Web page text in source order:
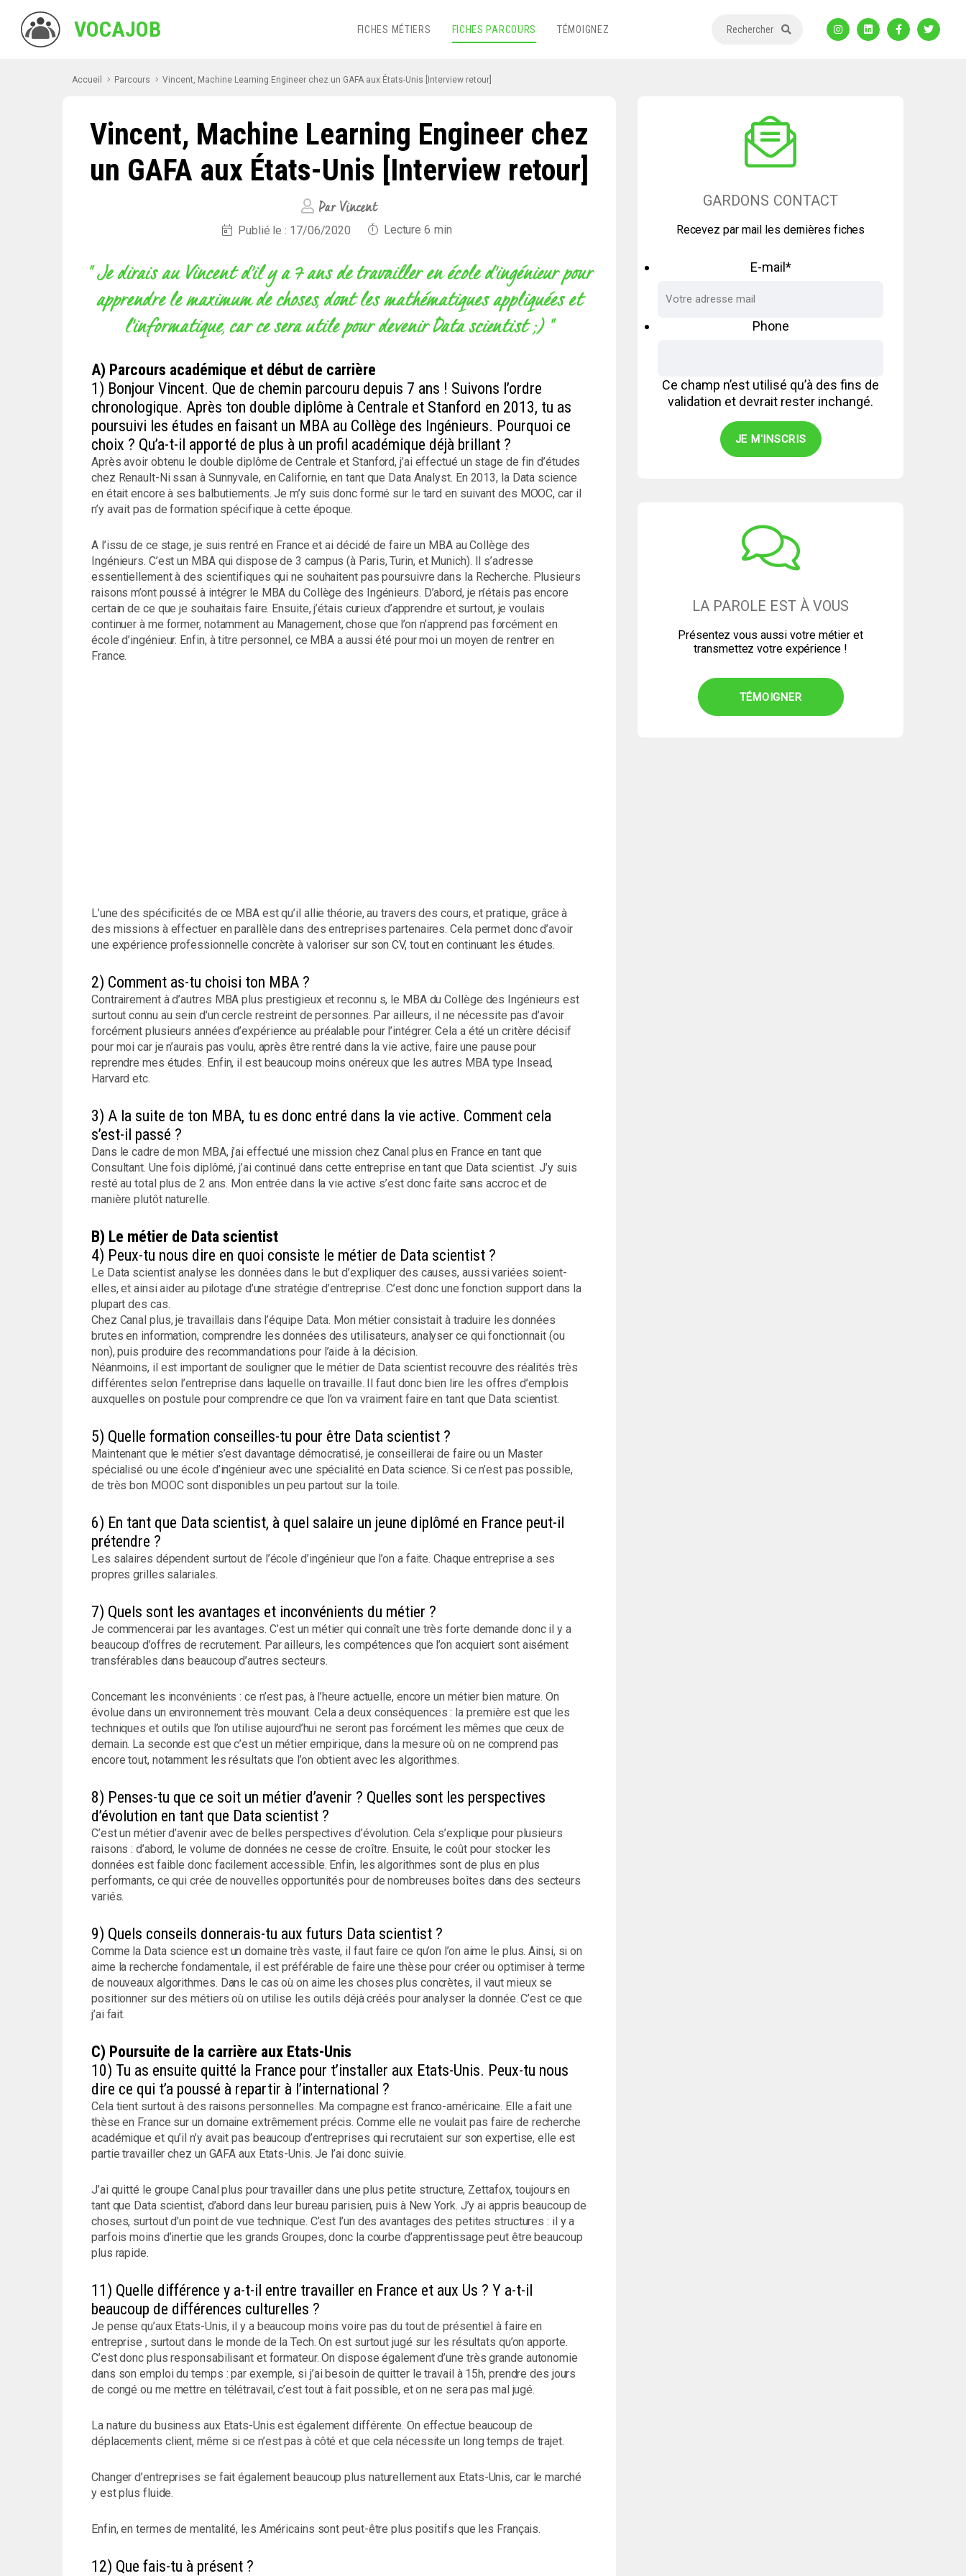
VOCAJOB FICHES MÉTIERS FICHES PARCOURS TÉMOIGNEZ Rechercher
Accueil Parcours Vincent, Machine Learning Engineer chez un GAFA aux États-Unis [Interview retour]
Vincent, Machine Learning Engineer chez
un GAFA aux États-Unis [Interview retour]
Par Vincent
Publié le : 17/06/2020 Lecture6 min
" Je dirais au Vincent d’il y a 7 ans de travailler en école d’ingénieur pour
apprendre le maximum de choses, dont les mathématiques appliquées et
l’informatique, car ce sera utile pour devenir Data scientist ;) "
A) Parcours académique et début de carrière
1) Bonjour Vincent. Que de chemin parcouru depuis 7 ans ! Suivons l’ordre
chronologique. Après ton double diplôme à Centrale et Stanford en 2013, tu as
poursuivi les études en faisant un MBA au Collège des Ingénieurs. Pourquoi ce
choix ? Qu’a-t-il apporté de plus à un profil académique déjà brillant ?
Après avoir obtenu le double diplôme de Centrale et Stanford, j’ai effectué un stage de fin d’études
chez Renault-Ni ssan à Sunnyvale, en Californie, en tant que Data Analyst. En 2013, la Data science
en était encore à ses balbutiements. Je m’y suis donc formé sur le tard en suivant des MOOC, car il
n’y avait pas de formation spécifique à cette époque.
A l’issu de ce stage, je suis rentré en France et ai décidé de faire un MBA au Collège des
Ingénieurs. C’est un MBA qui dispose de 3 campus (à Paris, Turin, et Munich). Il s’adresse
essentiellement à des scientifiques qui ne souhaitent pas poursuivre dans la Recherche. Plusieurs
raisons m’ont poussé à intégrer le MBA du Collège des Ingénieurs. D’abord, je n’étais pas encore
certain de ce que je souhaitais faire. Ensuite, j’étais curieux d’apprendre et surtout, je voulais
continuer à me former, notamment au Management, chose que l’on n’apprend pas forcément en
école d’ingénieur. Enfin, à titre personnel, ce MBA a aussi été pour moi un moyen de rentrer en
France.
L’une des spécificités de ce MBA est qu’il allie théorie, au travers des cours, et pratique, grâce à
des missions à effectuer en parallèle dans des entreprises partenaires. Cela permet donc d’avoir
une expérience professionnelle concrète à valoriser sur son CV, tout en continuant les études.
2) Comment as-tu choisi ton MBA ?
Contrairement à d’autres MBA plus prestigieux et reconnu s, le MBA du Collège des Ingénieurs est
surtout connu au sein d’un cercle restreint de personnes. Par ailleurs, il ne nécessite pas d’avoir
forcément plusieurs années d’expérience au préalable pour l’intégrer. Cela a été un critère décisif
pour moi car je n’aurais pas voulu, après être rentré dans la vie active, faire une pause pour
reprendre mes études. Enfin, il est beaucoup moins onéreux que les autres MBA type Insead,
Harvard etc.
3) A la suite de ton MBA, tu es donc entré dans la vie active. Comment cela
s’est-il passé ?
Dans le cadre de mon MBA, j’ai effectué une mission chez Canal plus en France en tant que
Consultant. Une fois diplômé, j’ai continué dans cette entreprise en tant que Data scientist. J’y suis
resté au total plus de 2 ans. Mon entrée dans la vie active s’est donc faite sans accroc et de
manière plutôt naturelle.
B) Le métier de Data scientist
4) Peux-tu nous dire en quoi consiste le métier de Data scientist ?
Le Data scientist analyse les données dans le but d’expliquer des causes, aussi variées soient-
elles, et ainsi aider au pilotage d’une stratégie d’entreprise. C’est donc une fonction support dans la
plupart des cas.
Chez Canal plus, je travaillais dans l’équipe Data. Mon métier consistait à traduire les données
brutes en information, comprendre les données des utilisateurs, analyser ce qui fonctionnait (ou
non), puis produire des recommandations pour l’aide à la décision.
Néanmoins, il est important de souligner que le métier de Data scientist recouvre des réalités très
différentes selon l’entreprise dans laquelle on travaille. Il faut donc bien lire les offres d’emplois
auxquelles on postule pour comprendre ce que l’on va vraiment faire en tant que Data scientist.
5) Quelle formation conseilles-tu pour être Data scientist ?
Maintenant que le métier s’est davantage démocratisé, je conseillerai de faire ou un Master
spécialisé ou une école d’ingénieur avec une spécialité en Data science. Si ce n’est pas possible,
de très bon MOOC sont disponibles un peu partout sur la toile.
6) En tant que Data scientist, à quel salaire un jeune diplômé en France peut-il
prétendre ?
Les salaires dépendent surtout de l’école d’ingénieur que l’on a faite. Chaque entreprise a ses
propres grilles salariales.
7) Quels sont les avantages et inconvénients du métier ?
Je commencerai par les avantages. C’est un métier qui connaît une très forte demande donc il y a
beaucoup d’offres de recrutement. Par ailleurs, les compétences que l’on acquiert sont aisément
transférables dans beaucoup d’autres secteurs.
Concernant les inconvénients : ce n’est pas, à l’heure actuelle, encore un métier bien mature. On
évolue dans un environnement très mouvant. Cela a deux conséquences : la première est que les
techniques et outils que l’on utilise aujourd’hui ne seront pas forcément les mêmes que ceux de
demain. La seconde est que c’est un métier empirique, dans la mesure où on ne comprend pas
encore tout, notamment les résultats que l’on obtient avec les algorithmes.
8) Penses-tu que ce soit un métier d’avenir ? Quelles sont les perspectives
d’évolution en tant que Data scientist ?
C’est un métier d’avenir avec de belles perspectives d’évolution. Cela s’explique pour plusieurs
raisons : d’abord, le volume de données ne cesse de croître. Ensuite, le coût pour stocker les
données est faible donc facilement accessible. Enfin, les algorithmes sont de plus en plus
performants, ce qui crée de nouvelles opportunités pour de nombreuses boîtes dans des secteurs
variés.
9) Quels conseils donnerais-tu aux futurs Data scientist ?
Comme la Data science est un domaine très vaste, il faut faire ce qu’on l’on aime le plus. Ainsi, si on
aime la recherche fondamentale, il est préférable de faire une thèse pour créer ou optimiser à terme
de nouveaux algorithmes. Dans le cas où on aime les choses plus concrètes, il vaut mieux se
positionner sur des métiers où on utilise les outils déjà créés pour analyser la donnée. C’est ce que
j’ai fait.
C) Poursuite de la carrière aux Etats-Unis
10) Tu as ensuite quitté la France pour t’installer aux Etats-Unis. Peux-tu nous
dire ce qui t’a poussé à repartir à l’international ?
Cela tient surtout à des raisons personnelles. Ma compagne est franco-américaine. Elle a fait une
thèse en France sur un domaine extrêmement précis. Comme elle ne voulait pas faire de recherche
académique et qu’il n’y avait pas beaucoup d’entreprises qui recrutaient sur son expertise, elle est
partie travailler chez un GAFA aux Etats-Unis. Je l’ai donc suivie.
J’ai quitté le groupe Canal plus pour travailler dans une plus petite structure, Zettafox, toujours en
tant que Data scientist, d’abord dans leur bureau parisien, puis à New York. J’y ai appris beaucoup de
choses, surtout d’un point de vue technique. C’est l’un des avantages des petites structures : il y a
parfois moins d’inertie que les grands Groupes, donc la courbe d’apprentissage peut être beaucoup
plus rapide.
11) Quelle différence y a-t-il entre travailler en France et aux Us ? Y a-t-il
beaucoup de différences culturelles ?
Je pense qu’aux Etats-Unis, il y a beaucoup moins voire pas du tout de présentiel à faire en
entreprise , surtout dans le monde de la Tech. On est surtout jugé sur les résultats qu’on apporte.
C’est donc plus responsabilisant et formateur. On dispose également d’une très grande autonomie
dans son emploi du temps : par exemple, si j’ai besoin de quitter le travail à 15h, prendre des jours
de congé ou me mettre en télétravail, c’est tout à fait possible, et on ne sera pas mal jugé.
La nature du business aux Etats-Unis est également différente. On effectue beaucoup de
déplacements client, même si ce n’est pas à côté et que cela nécessite un long temps de trajet.
Changer d’entreprises se fait également beaucoup plus naturellement aux Etats-Unis, car le marché
y est plus fluide.
Enfin, en termes de mentalité, les Américains sont peut-être plus positifs que les Français.
12) Que fais-tu à présent ?
GARDONS CONTACT
Recevez par mail les dernières fiches
E-mail *
Phone
Ce champ n’est utilisé qu’à des fins de
validation et devrait rester inchangé.
LA PAROLE EST À VOUS
Présentez vous aussi votre métier et
transmettez votre expérience !
TÉMOIGNER